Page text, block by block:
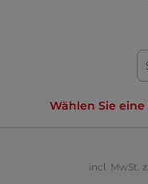
Wählen Sie
incl. MwSt.